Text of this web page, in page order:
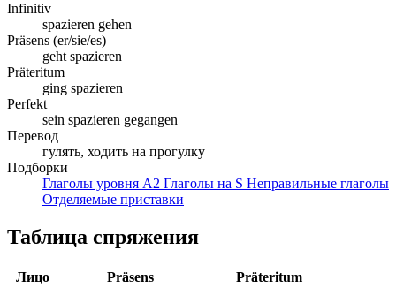
Infinitiv
spazieren gehen
Präsens (er/sie/es)
geht spazieren
Präteritum
ging spazieren
Perfekt
sein spazieren gegangen
Перевод
гулять, ходить на прогулку
Подборки
Глаголы уровня A2 Глаголы на S Неправильные глаголы
Отделяемые приставки
Таблица спряжения
Лицо Präsens
Präteritum